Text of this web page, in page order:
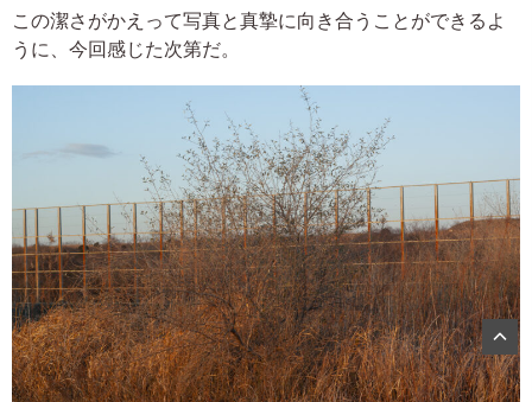
この潔さがかえって写真と真摯に向き合うことができるよ
うに、今回感じた次第だ。